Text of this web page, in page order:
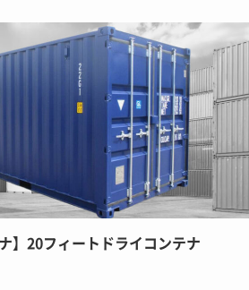
】20フィートドライコンテナ